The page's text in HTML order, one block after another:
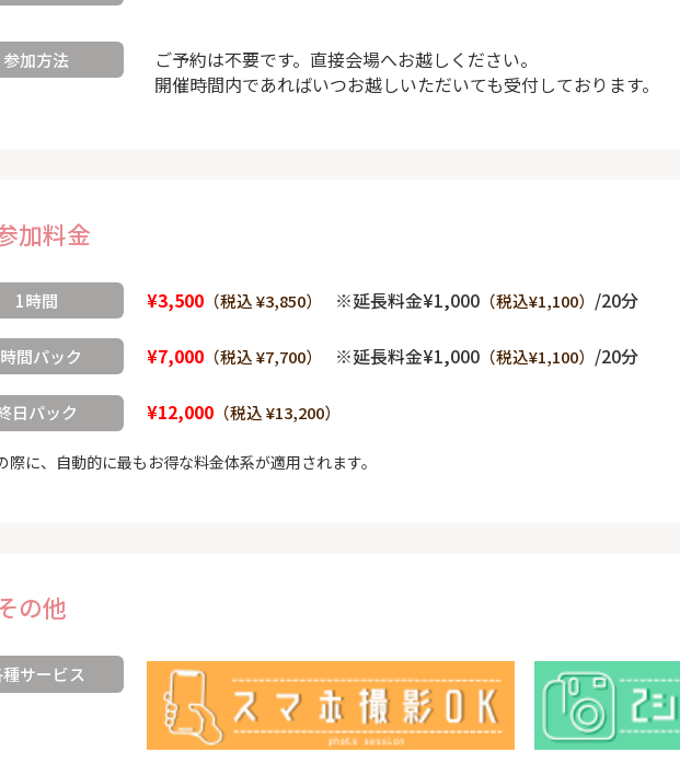
参加方法
ご予約は不要です。直接会場へお越しください。
開催時間内であればいつお越しいただいても受付しております。
加料金
1時間 ¥3,500 （税込 ¥3,850） ※延長料金¥1,000 （税込¥1,100） /20分
間パック ¥7,000 （税込 ¥7,700） ※延長料金¥1,000 （税込¥1,100） /20分
日パック ¥12,000 （税込 ¥13,200）
際に、自動的に最もお得な料金体系が適用されます。
の他
サービス